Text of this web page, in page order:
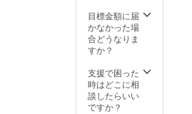
イン色
紙→お
好きな
キャラ
(複数名
可）を
ご支援
の際に
目標金額に届
かなかった場
合どうなりま
すか？
支援で困った
時はどこに相
談したらいい
ですか？